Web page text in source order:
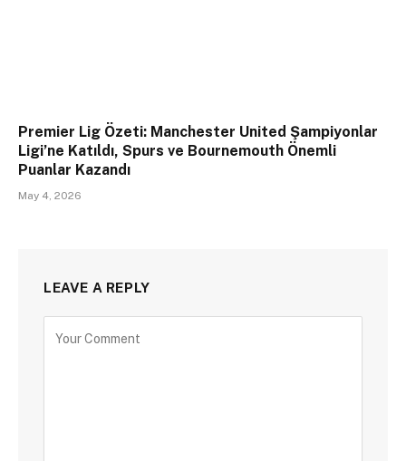
Premier Lig Özeti: Manchester United Şampiyonlar
Ligi’ne Katıldı, Spurs ve Bournemouth Önemli
Puanlar Kazandı
May 4, 2026
LEAVE A REPLY